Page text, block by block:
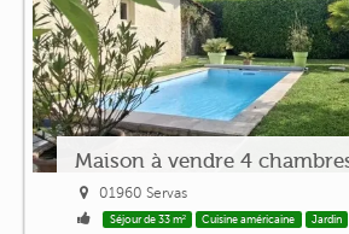
Maison à vendre 4
01960 Servas
Séjour de 33 m² Cuisine américaine Jardin